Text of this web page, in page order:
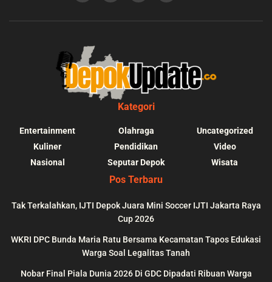
Kategori
Entertainment
Kuliner
Nasional
Olahraga
Pendidikan
Seputar Depok
Uncategorized
Video
Wisata
Pos Terbaru
Tak Terkalahkan, IJTI Depok Juara Mini Soccer IJTI Jakarta Raya
Cup 2026
WKRI DPC Bunda Maria Ratu Bersama Kecamatan Tapos Edukasi
Warga Soal Legalitas Tanah
Nobar Final Piala Dunia 2026 Di GDC Dipadati Ribuan Warga
depokupdate.co/wp-
line
:
content/themes/
could be found in